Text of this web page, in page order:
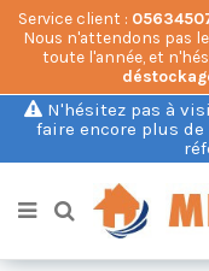
Service client :
Nous n'attendons pas
toute l'année, et
N'hésitez pas à
faire encore plus